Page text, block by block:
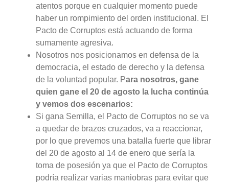
atentos porque en cualquier momento puede
haber un rompimiento del orden institucional. El
Pacto de Corruptos está actuando de forma
sumamente agresiva.
Nosotros nos posicionamos en defensa de la
democracia, el estado de derecho y la defensa
de la voluntad popular. Para nosotros, gane
quien gane el 20 de agosto la lucha continúa
y vemos dos escenarios:
Si gana Semilla, el Pacto de Corruptos no se va
a quedar de brazos cruzados, va a reaccionar,
por lo que prevemos una batalla fuerte que librar
del 20 de agosto al 14 de enero que sería la
toma de posesión ya que el Pacto de Corruptos
podría realizar varias maniobras para evitar que